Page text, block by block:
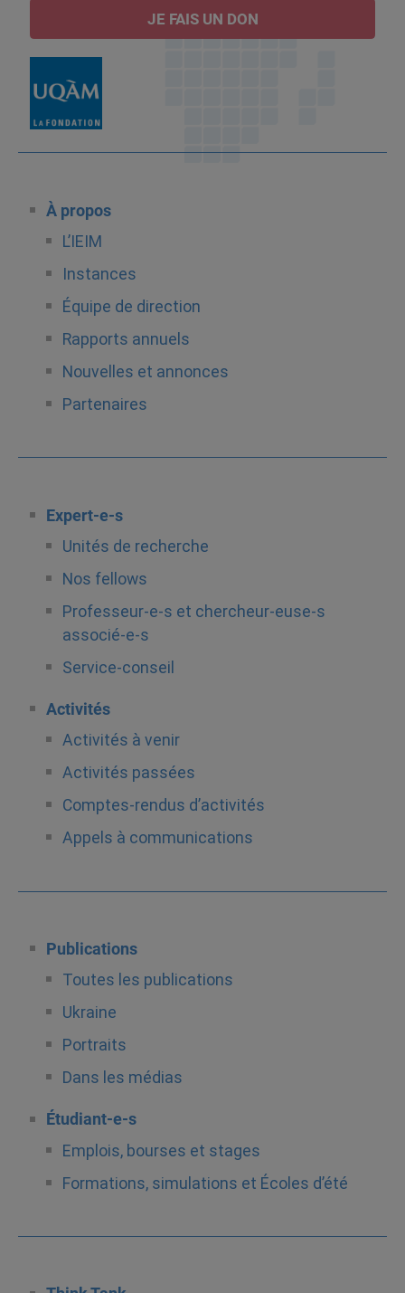
JE FAIS UN DON
À propos
L’IEIM
Instances
Équipe de direction
Rapports annuels
Nouvelles et annonces
Partenaires
Expert-e-s
Unités de recherche
Nos fellows
Professeur-e-s et chercheur-euse-s
associé-e-s
Service-conseil
Activités
Activités à venir
Activités passées
Comptes-rendus d’activités
Appels à communications
Publications
Toutes les publications
Ukraine
Portraits
Dans les médias
Étudiant-e-s
Emplois, bourses et stages
Formations, simulations et Écoles d’été